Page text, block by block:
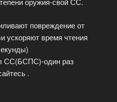
повреждение от
ускоряют время чтения
СС(БСПС)-один раз
.